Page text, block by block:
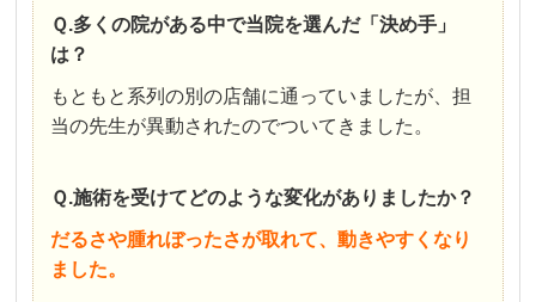
Ｑ.多くの院がある中で当院を選んだ「決め手」
は？
もともと系列の別の店舗に通っていましたが、担
当の先生が異動されたのでついてきました。
Ｑ.施術を受けてどのような変化がありましたか？
だるさや腫れぼったさが取れて、動きやすくなり
ました。